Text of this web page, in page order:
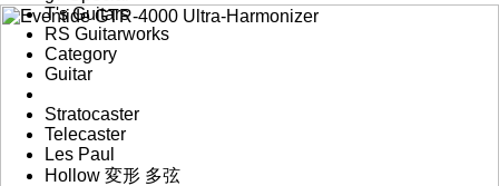
T's Guitars
RS Guitarworks
Category
Guitar
Stratocaster
Telecaster
Les Paul
Hollow 変形 多弦